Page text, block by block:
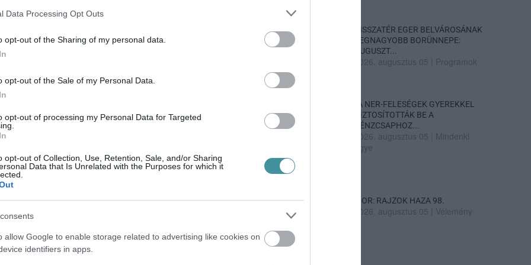
Data Processing Opt Outs
opt-out of the Sharing of my personal data.
opt-out of the Sale of my Personal Data.
opt-out of processing my Personal Data for Targeted
opt-out of Collection, Use, Retention, Sale, and/or Sharing
Data that Is Unrelated with the Purposes for which it
allow Google to enable storage related to advertising like cookies on
identifiers in apps.
ne érezzen ebből a bizonytalanságból
van szüksége”
– írta az édesapa,
Mint fogalmazott, az anyagi háttér
VISSZATÉR EGER BELVÁROSÁNAK
LEGNAGYOBB BORÜNNEPE:
AUGUSZT...
2026. augusztus 05 Programok
„A NER-FELESÉGEK GYEREKKEL
BIZTOSÍTOTTÁK BE A
PÉNZCSAPHOZ...
2026. augusztus 05
Mindenki
ügye
SIOR: RAJZOK HAZA 98.
2026. augusztus 05 Vélemény